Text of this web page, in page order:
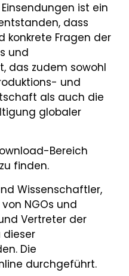
ist ein
dass
konkrete Fragen der
und
das zudem sowohl
und
als auch die
globaler
Bereich
finden.
Wissenschaftler,
NGOs und
Vertreter der
dieser
Die
durchgeführt.